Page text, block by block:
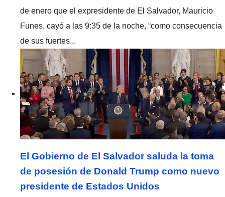
de enero que el expresidente de El Salvador, Mauricio
Funes, cayó a las 9:35 de la noche, “como consecuencia
de sus fuertes...
El Gobierno de El Salvador saluda la toma
de posesión de Donald Trump como nuevo
presidente de Estados Unidos